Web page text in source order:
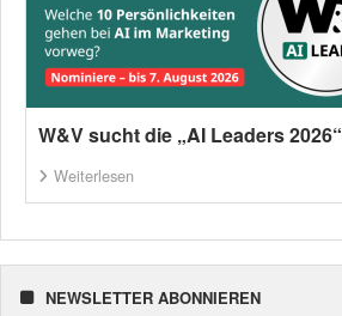
W&V sucht die „AI Leaders 2026“
Weiterlesen
NEWSLETTER ABONNIEREN